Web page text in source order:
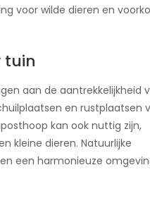
voor wilde dieren en
tuin
aan de aantrekkelijkheid
en rustplaatsen
kan ook nuttig zijn,
kleine dieren. Natuurlijke
een harmonieuze